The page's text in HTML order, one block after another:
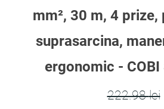
mm², 30 m, 4
suprasarcina,
ergonomic -
222.98lei